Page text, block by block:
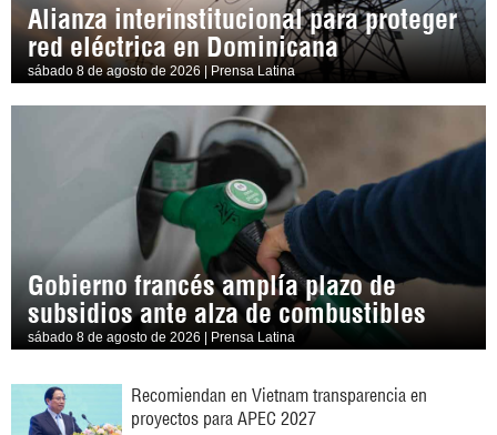
Alianza interinstitucional para proteger
red eléctrica en Dominicana
sábado 8 de agosto de 2026 | Prensa Latina
Gobierno francés amplía plazo de
subsidios ante alza de combustibles
sábado 8 de agosto de 2026 | Prensa Latina
Recomiendan en Vietnam transparencia en
proyectos para APEC 2027